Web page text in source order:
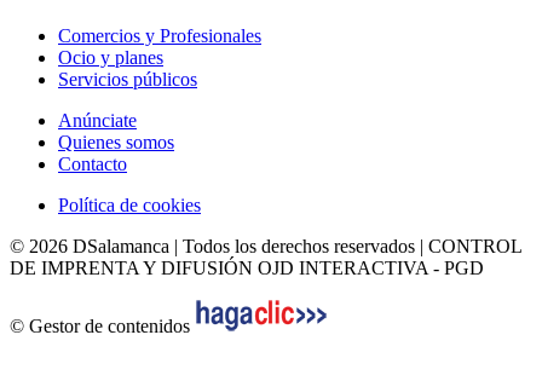
Comercios y Profesionales
Ocio y planes
Servicios públicos
Anúnciate
Quienes somos
Contacto
Política de cookies
© 2026 DSalamanca | Todos los derechos reservados | CONTROL
DE IMPRENTA Y DIFUSIÓN OJD INTERACTIVA - PGD
© Gestor de contenidos